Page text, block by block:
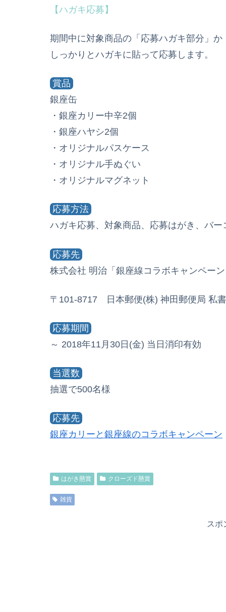
【ハガキ応募】
期間中に対象商品の「応募ハガキ部分」
しっかりとハガキに貼って応募します。
賞品
銀座缶
・銀座カリー中辛2個
・銀座ハヤシ2個
・オリジナルパスケース
・オリジナル手ぬぐい
・オリジナルマグネット
応募方法
ハガキ応募、対象商品、応募はがき、バー
応募先
株式会社 明治「銀座線コラボキャンペー
〒101-8717 日本郵便(株) 神田郵便局 私
応募期間
～ 2018年11月30日(金) 当日消印有効
当選数
抽選で500名様
応募先
銀座カリーと銀座線のコラボキャンペーン
はがき懸賞 クローズド懸賞
雑貨
スポ